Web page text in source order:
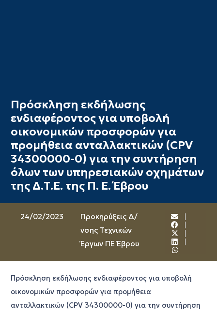
Πρόσκληση εκδήλωσης
ενδιαφέροντος για υποβολή
οικονομικών προσφορών για
προμήθεια ανταλλακτικών (CPV
34300000-0) για την συντήρηση
όλων των υπηρεσιακών οχημάτων
της Δ.Τ.Ε. της Π. Ε. Έβρου
24/02/2023
Προκηρύξεις Δ/
νσης Τεχνικών
Έργων ΠΕ Έβρου
Πρόσκληση εκδήλωσης ενδιαφέροντος για υποβολή
οικονομικών προσφορών για προμήθεια
ανταλλακτικών (CPV 34300000-0) για την συντήρηση